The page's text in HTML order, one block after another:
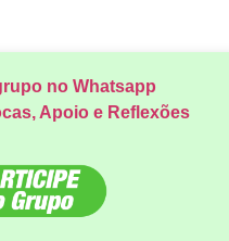
no Whatsapp
Apoio e Reflexões